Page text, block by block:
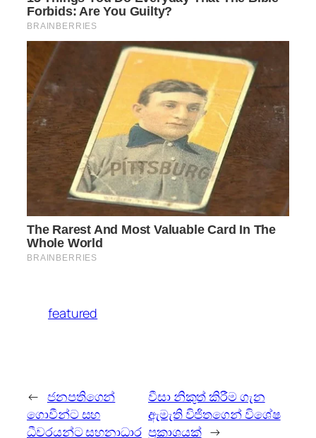
featured
← ජනපතිගෙන්
ගොවීන්ට සහ
ධීවරයන්ට සහනාධාර
වීසා නිකුත් කිරීම ගැන
ඇමැති විජිතගෙන් විශේෂ
ප්‍රකාශයක් →